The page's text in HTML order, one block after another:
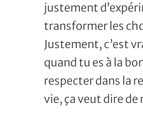
justement
transformer les
Justement, c’est
quand tu es à la
respecter dans la
vie, ça veut dire